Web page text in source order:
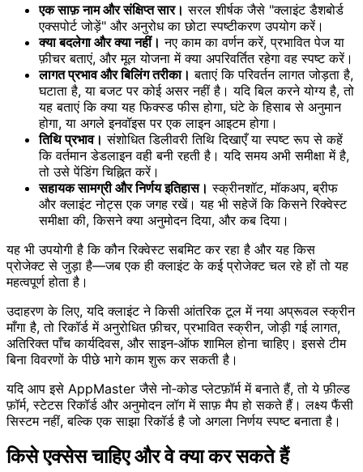
एक साफ़ नाम और संक्षिप्त सार। सरल शीर्षक जैसे "क्लाइंट डैशबोर्ड
एक्सपोर्ट जोड़ें" और अनुरोध का छोटा स्पष्टीकरण उपयोग करें।
क्या बदलेगा और क्या नहीं। नए काम का वर्णन करें, प्रभावित पेज या
फ़ीचर बताएं, और मूल योजना में क्या अपरिवर्तित रहेगा वह स्पष्ट करें।
लागत प्रभाव और बिलिंग तरीका। बताएं कि परिवर्तन लागत जोड़ता है,
घटाता है, या बजट पर कोई असर नहीं है। यदि बिल करने योग्य है, तो
यह बताएं कि क्या यह फिक्स्ड फीस होगा, घंटे के हिसाब से अनुमान
होगा, या अगले इनवॉइस पर एक लाइन आइटम होगा।
तिथि प्रभाव। संशोधित डिलीवरी तिथि दिखाएँ या स्पष्ट रूप से कहें
कि वर्तमान डेडलाइन वही बनी रहती है। यदि समय अभी समीक्षा में है,
तो उसे पेंडिंग चिह्नित करें।
सहायक सामग्री और निर्णय इतिहास। स्क्रीनशॉट, मॉकअप, ब्रीफ
और क्लाइंट नोट्स एक जगह रखें। यह भी सहेजें कि किसने रिक्वेस्ट
समीक्षा की, किसने क्या अनुमोदन दिया, और कब दिया।
यह भी उपयोगी है कि कौन रिक्वेस्ट सबमिट कर रहा है और यह किस
प्रोजेक्ट से जुड़ा है—जब एक ही क्लाइंट के कई प्रोजेक्ट चल रहे हों तो यह
महत्वपूर्ण होता है।
उदाहरण के लिए, यदि क्लाइंट ने किसी आंतरिक टूल में नया अप्रूवल स्क्रीन
माँगा है, तो रिकॉर्ड में अनुरोधित फ़ीचर, प्रभावित स्क्रीन, जोड़ी गई लागत,
अतिरिक्त पाँच कार्यदिवस, और साइन‑ऑफ शामिल होना चाहिए। इससे टीम
बिना विवरणों के पीछे भागे काम शुरू कर सकती है।
यदि आप इसे AppMaster जैसे नो‑कोड प्लेटफ़ॉर्म में बनाते हैं, तो ये फ़ील्ड
फ़ॉर्म, स्टेटस रिकॉर्ड और अनुमोदन लॉग में साफ़ मैप हो सकते हैं। लक्ष्य फैंसी
सिस्टम नहीं, बल्कि एक साझा रिकॉर्ड है जो अगला निर्णय स्पष्ट बनाता है।
किसे एक्सेस चाहिए और वे क्या कर सकते हैं